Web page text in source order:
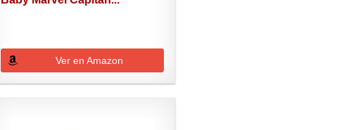
Ver en Amazon